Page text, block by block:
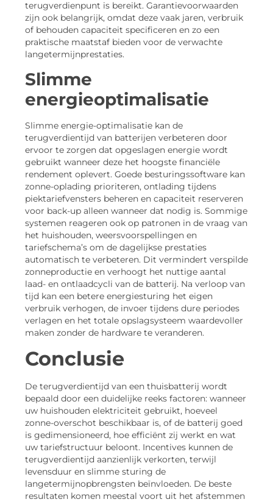
terugverdienpunt is bereikt. Garantievoorwaarden
zijn ook belangrijk, omdat deze vaak jaren, verbruik
of behouden capaciteit specificeren en zo een
praktische maatstaf bieden voor de verwachte
langetermijnprestaties.
Slimme
energieoptimalisatie
Slimme energie-optimalisatie kan de
terugverdientijd van batterijen verbeteren door
ervoor te zorgen dat opgeslagen energie wordt
gebruikt wanneer deze het hoogste financiële
rendement oplevert. Goede besturingssoftware kan
zonne-oplading prioriteren, ontlading tijdens
piektariefvensters beheren en capaciteit reserveren
voor back-up alleen wanneer dat nodig is. Sommige
systemen reageren ook op patronen in de vraag van
het huishouden, weersvoorspellingen en
tariefschema’s om de dagelijkse prestaties
automatisch te verbeteren. Dit vermindert verspilde
zonneproductie en verhoogt het nuttige aantal
laad- en ontlaadcycli van de batterij. Na verloop van
tijd kan een betere energiesturing het eigen
verbruik verhogen, de invoer tijdens dure periodes
verlagen en het totale opslagsysteem waardevoller
maken zonder de hardware te veranderen.
Conclusie
De terugverdientijd van een thuisbatterij wordt
bepaald door een duidelijke reeks factoren: wanneer
uw huishouden elektriciteit gebruikt, hoeveel
zonne-overschot beschikbaar is, of de batterij goed
is gedimensioneerd, hoe efficiënt zij werkt en wat
uw tariefstructuur beloont. Incentives kunnen de
terugverdientijd aanzienlijk verkorten, terwijl
levensduur en slimme sturing de
langetermijnopbrengsten beïnvloeden. De beste
resultaten komen meestal voort uit het afstemmen